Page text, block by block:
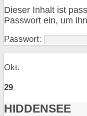
Dieser Inhalt ist
Passwort ein, um
Passwort:
Okt.
29
HIDDENSEE